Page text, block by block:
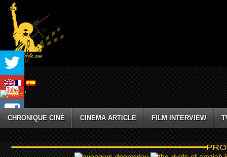
CHRONIQUE CINÉ CINEMA ARTICLE FILM INTERVIEW